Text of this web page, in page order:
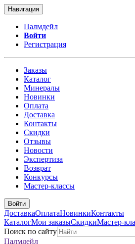
Навигация
Палмдейл
Войти
Регистрация
Заказы
Каталог
Минералы
Новинки
Оплата
Доставка
Контакты
Скидки
Отзывы
Новости
Экспертиза
Возврат
Конкурсы
Мастер-классы
Войти
ДоставкаОплатаНовинкиКонтакты
КаталогМои заказыСкидкиМастер-
Поиск по сайту
Палмдейл